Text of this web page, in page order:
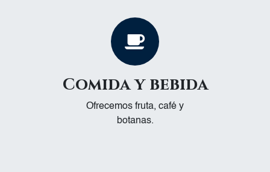
Comida y bebida
Ofrecemos fruta, café y
botanas.